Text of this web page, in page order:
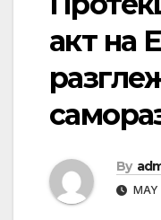
акт на
By
MAY